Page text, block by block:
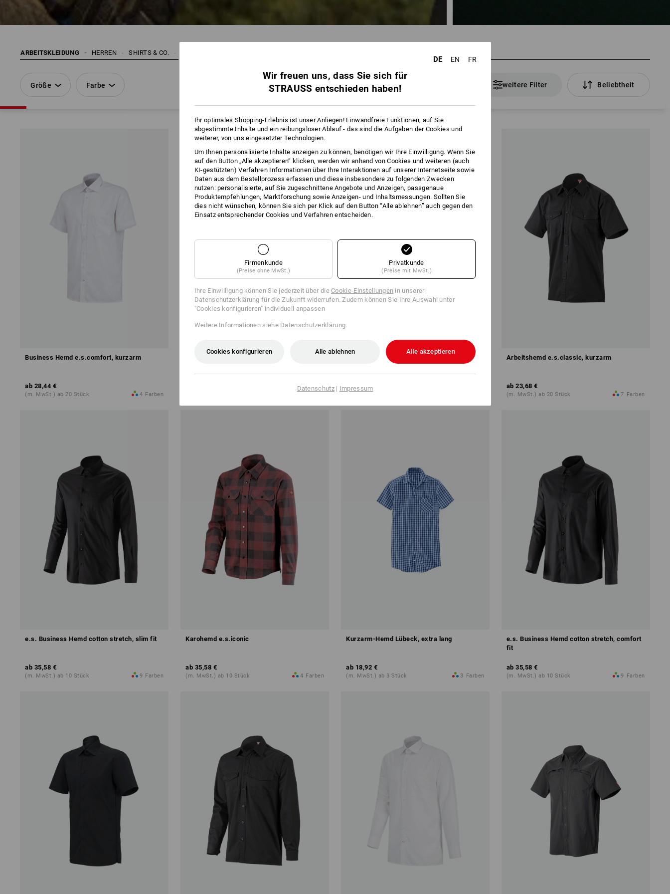
ARBEITSKLEIDUNG SHIRTS & CO.
HERREN
Größe Farbe weitere Filter Beliebtheit
Business Hemd e.s.comfort, kurzarm
ab 28,44 €
(m. MwSt.) ab 20 Stück 4 Farben
Kurzarm-Hemd Rom
e.s. Business Hemd cotton stretch, regular
ab 35,58 €
(m. MwSt.) ab 10 Stück
Arbeitshemd e.s.classic, kurzarm
ab 23,68 €
(m. MwSt.) ab 20 Stück 7 Farben
e.s. Business Hemd cotton stretch, slim fit
ab 35,58 €
(m. MwSt.) ab 10 Stück 9 Farben
Karohemd e.s.iconic
ab 35,58 €
(m. MwSt.) ab 10 Stück 4 Farben
Kurzarm-Hemd Lübeck, extra lang
ab 18,92 €
(m. MwSt.) ab 3 Stück 3 Farben
e.s. Business Hemd cotton stretch, comfort
fit
ab 35,58 €
(m. MwSt.) ab 10 Stück 9 Farben
DE EN FR
Wir freuen uns, dass Sie sich für
STRAUSS entschieden haben!
Ihr optimales Shopping-Erlebnis ist unser Anliegen! Einwandfreie Funktionen, auf Sie
abgestimmte Inhalte und ein reibungsloser Ablauf - das sind die Aufgaben der Cookies und
weiterer, von uns eingesetzter Technologien.
Um Ihnen personalisierte Inhalte anzeigen zu können, benötigen wir Ihre Einwilligung. Wenn Sie
auf den Button „Alle akzeptieren“ klicken, werden wir anhand von Cookies und weiteren (auch
KI-gestützten) Verfahren Informationen über Ihre Interaktionen auf unserer Internetseite sowie
Daten aus dem Bestellprozess erfassen und diese insbesondere zu folgenden Zwecken
nutzen: personalisierte, auf Sie zugeschnittene Angebote und Anzeigen, passgenaue
Produktempfehlungen, Marktforschung sowie Anzeigen- und Inhaltsmessungen. Sollten Sie
dies nicht wünschen, können Sie sich per Klick auf den Button “Alle ablehnen” auch gegen den
Einsatz entsprechender Cookies und Verfahren entscheiden.
Firmenkunde
(Preise ohne MwSt.)
Privatkunde
(Preise mit MwSt.)
Ihre Einwilligung können Sie jederzeit über dieCookie-Einstellungen in unserer
Datenschutzerklärung für die Zukunft widerrufen. Zudem können Sie Ihre Auswahl unter
"Cookies konfigurieren" individuell anpassen
Weitere Informationen siehe Datenschutzerklärung.
Cookies konfigurieren Alle ablehnen Alle akzeptieren
Datenschutz| Impressum